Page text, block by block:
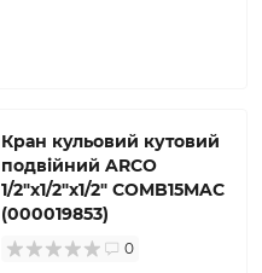
Кран кульовий кутовий
подвійний ARCO
1/2″х1/2″х1/2″ COMB15MAC
(000019853)
0